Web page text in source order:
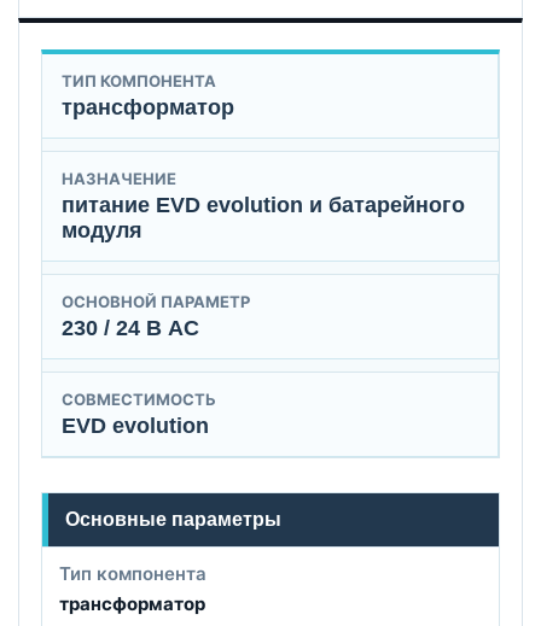
ТИП КОМПОНЕНТА
трансформатор
НАЗНАЧЕНИЕ
питание EVD evolution и батарейного
модуля
ОСНОВНОЙ ПАРАМЕТР
230 / 24 В AC
СОВМЕСТИМОСТЬ
EVD evolution
Основные параметры
Тип компонента
трансформатор